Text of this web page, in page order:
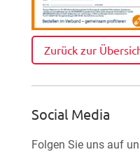
Zurück zur
Social Media
Folgen Sie uns auf